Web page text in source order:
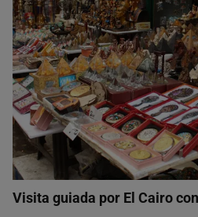
Visita guiada por El Cairo